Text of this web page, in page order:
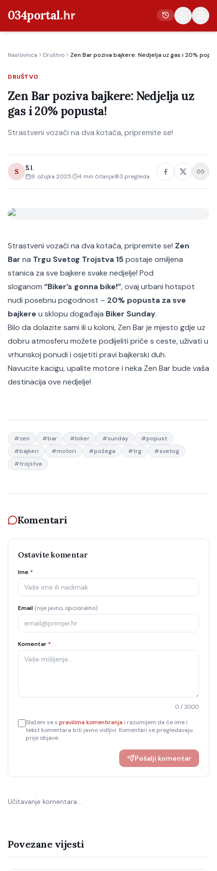
034portal.hr
Crna kronika
Poljoprivreda
Politika
Gospodarstvo
Kultura
Naslovnica Društvo Zen Bar poziva bajkere: Nedjelja uz gas i 20%
DRUŠTVO
Zen Bar poziva bajkere: Nedjelja uz
gas i 20% popusta!
Strastveni vozači na dva kotača, pripremite se!
S S.I.
8. ožujka 2025. 4 min čitanja 3 pregleda
Strastveni vozači na dva kotača, pripremite se! Zen
Bar na Trgu Svetog Trojstva 15postaje omiljena
stanica za sve bajkere svake nedjelje! Pod
sloganom “Biker’s gonna bike!”, ovaj urbani hotspot
nudi posebnu pogodnost – 20% popusta za sve
bajkere u sklopu događaja Biker Sunday.
Bilo da dolazite sami ili u koloni, Zen Bar je mjesto gdje uz
dobru atmosferu možete podijeliti priče s ceste, uživati u
vrhunskoj ponudi i osjetiti pravi bajkerski duh.
Navucite kacigu, upalite motore i neka Zen Bar bude vaša
destinacija ove nedjelje!
#zen #bar #biker #sunday #popust
#bajkeri #motori #požega #trg #svetog
#trojstva
Komentari
Ostavite komentar
Ime *
Email (nije javno, opcionalno)
Komentar *
0 / 2000
Slažem se s pravilima komentiranja i razumijem da će ime i
tekst komentara biti javno vidljivi. Komentari se pregledavaju
prije objave.
Pošalji komentar
Učitavanje komentara…
Povezane vijesti